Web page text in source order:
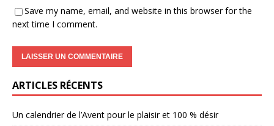
Save my name, email, and website in this browser for the
next time I comment.
ARTICLES RÉCENTS
Un calendrier de l’Avent pour le plaisir et 100 % désir